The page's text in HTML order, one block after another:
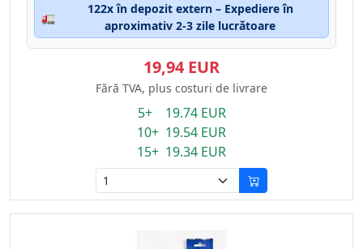
🚛
122x în depozit extern – Expediere în
aproximativ 2-3 zile lucrătoare
19,94 EUR
Fără TVA, plus costuri de livrare
5+ 19.74 EUR
10+ 19.54 EUR
15+ 19.34 EUR